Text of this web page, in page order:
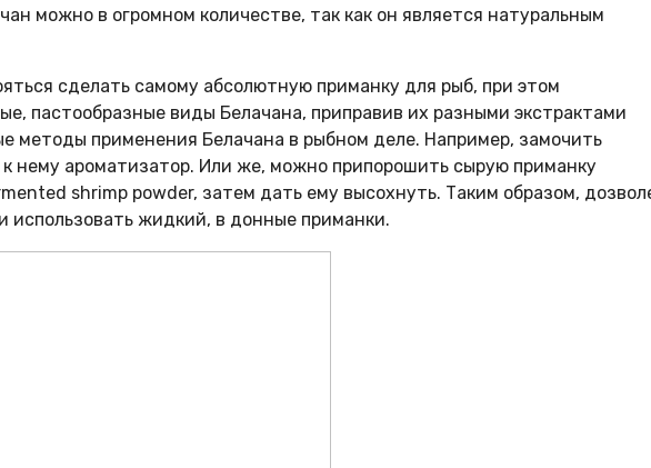
можно в огромном количестве, так как он является натуральным
сделать самому абсолютную приманку для рыб, при этом
пастообразные виды Белачана, приправив их разными экстрактами
методы применения Белачана в рыбном деле. Например, замочить
нему ароматизатор. Или же, можно припорошить сырую приманку
shrimp powder, затем дать ему высохнуть. Таким образом,
использовать жидкий, в донные приманки.